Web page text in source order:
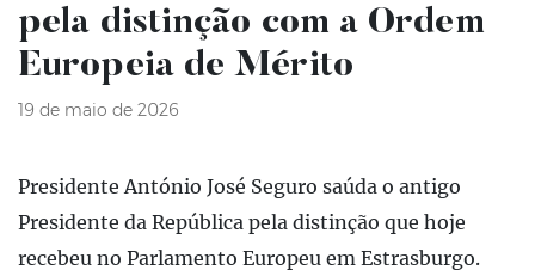
pela distinção com a Ordem
Europeia de Mérito
19 de maio de 2026
Presidente António José Seguro saúda o antigo
Presidente da República pela distinção que hoje
recebeu no Parlamento Europeu em Estrasburgo.